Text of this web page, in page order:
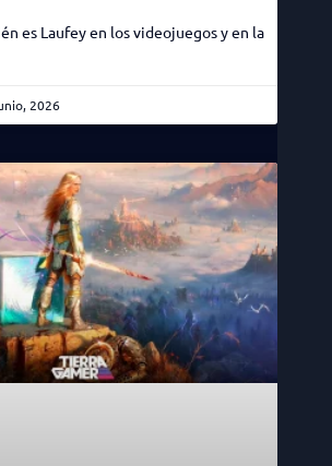
es Laufey en los videojuegos y en la
2026